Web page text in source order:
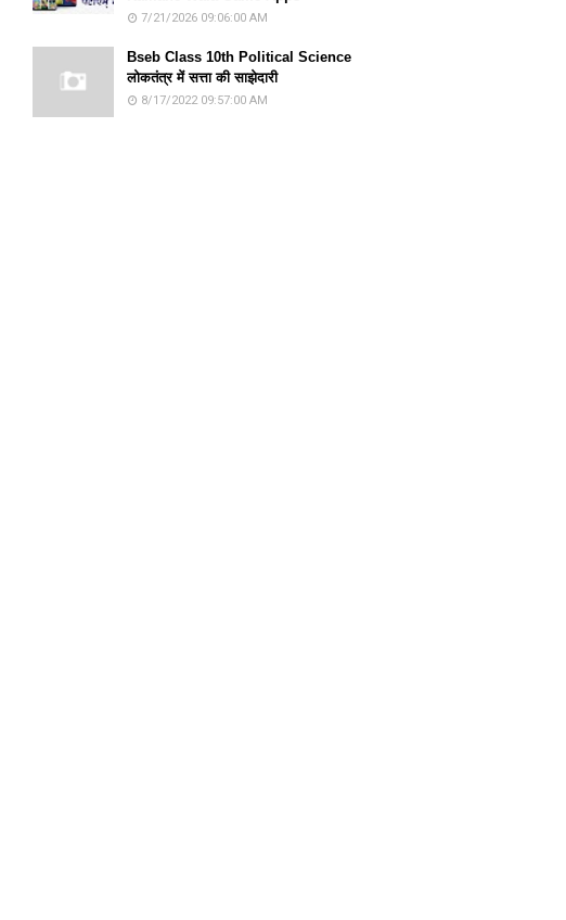
7/21/2026 09:06:00 AM
Bseb Class 10th Political Science
लोकतंत्र में सत्ता की साझेदारी
8/17/2022 09:57:00 AM